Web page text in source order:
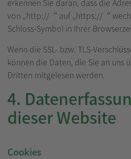
erkennen Sie daran, dass die
von „http://“ auf „https://“
Schloss-Symbol in Ihrer
Wenn die SSL- bzw. TLS-
können die Daten, die Sie an uns
Dritten mitgelesen werden.
4.
dieser Website
Cookies